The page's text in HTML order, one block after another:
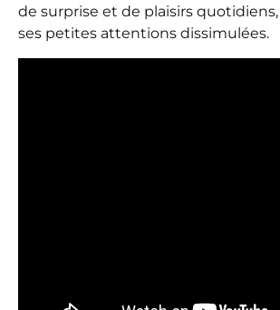
de surprise et de plaisirs
ses petites attentions dissimulées.